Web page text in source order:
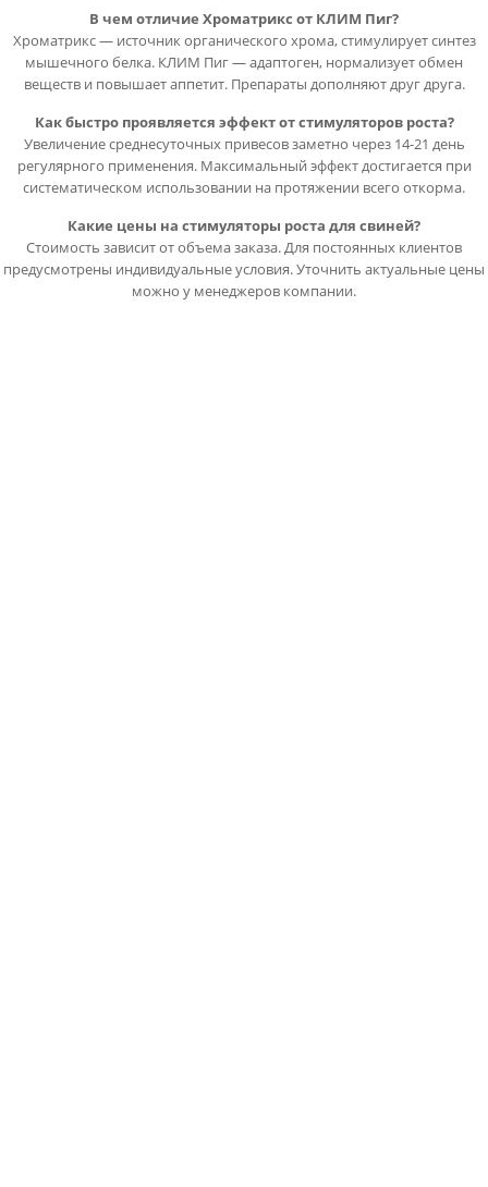
В чем отличие Хроматрикс от КЛИМ Пиг?
Хроматрикс — источник органического хрома, стимулирует синтез
мышечного белка. КЛИМ Пиг — адаптоген, нормализует обмен
веществ и повышает аппетит. Препараты дополняют друг друга.
Как быстро проявляется эффект от стимуляторов роста?
Увеличение среднесуточных привесов заметно через 14-21 день
регулярного применения. Максимальный эффект достигается при
систематическом использовании на протяжении всего откорма.
Какие цены на стимуляторы роста для свиней?
Стоимость зависит от объема заказа. Для постоянных клиентов
предусмотрены индивидуальные условия. Уточнить актуальные цены
можно у менеджеров компании.